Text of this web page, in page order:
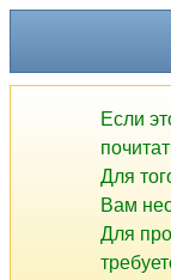
Если
Для
Вам
Для